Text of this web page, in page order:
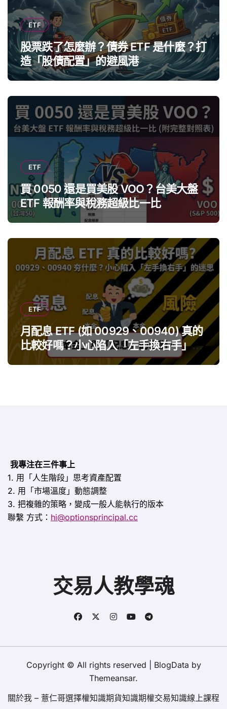
ETF
股票跌了怎麼辦？債券 ETF 是什麼？打
造「股債配置」的避風港
ETF
買 0050 還是買美股 VOO？台美大盤
ETF 報酬率與稅務超級比一比
ETF
月配息 ETF (如 00929、00940) 真的
比較好嗎？小心陷入「左手換右手」迷
我專注在三件事上
1. 用「人生階段」思考資產配置
2. 用「市場溫度」動態調整
3. 把複雜的策略，變成一般人能執行的版本
聯繫 方式： hi@optionsprincipal.cc
交易人教學魂
Copyright © All rights reserved BlogData by
Themeansar.
關於我 – 薏仁哥選擇權知識期貨知識期權交易知識線上課程